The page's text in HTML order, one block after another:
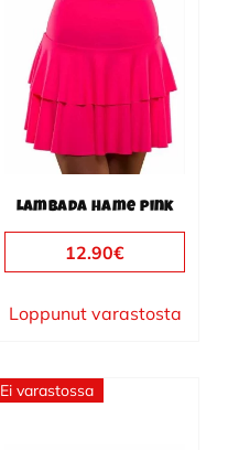
Lambada hame pink
12.90€
Loppunut varastosta
Ei varastossa